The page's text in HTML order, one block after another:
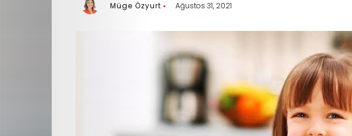
Müge Özyurt Ağustos 31, 2021